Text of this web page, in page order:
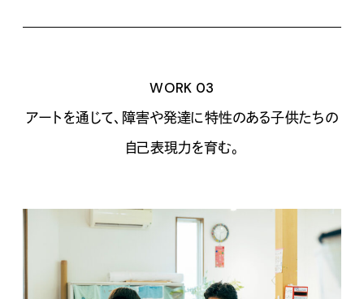
WORK 03
アートを通じて、障害や発達に特性のある子供たちの
自己表現力を育む。